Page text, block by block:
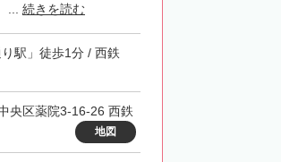
... 続きを読む
駅」徒歩1分 / 西鉄
央区薬院3-16-26 西鉄
地図